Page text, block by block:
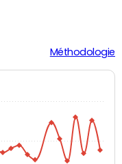
Méthodologie